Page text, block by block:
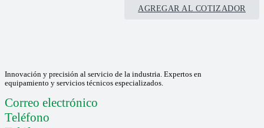
AGREGAR AL COTIZADOR
Innovación y precisión al servicio de la industria. Expertos en
equipamiento y servicios técnicos especializados.
Correo electrónico
Teléfono